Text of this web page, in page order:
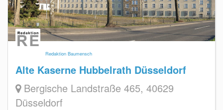
Redaktion Baumensch
Alte Kaserne Hubbelrath Düsseldorf
Bergische Landstraße 465, 40629
Düsseldorf